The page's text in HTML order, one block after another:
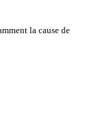
la cause de